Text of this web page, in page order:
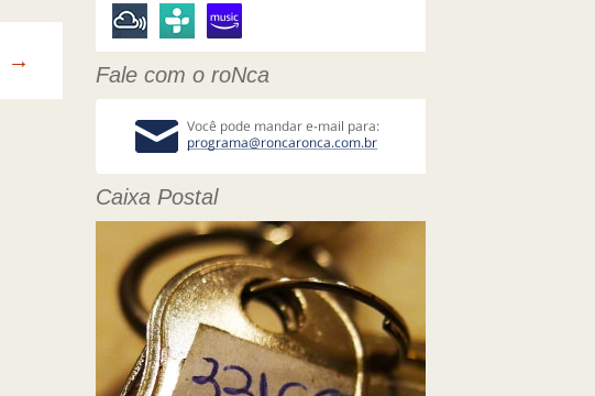
→
Fale com o roNca
Caixa Postal